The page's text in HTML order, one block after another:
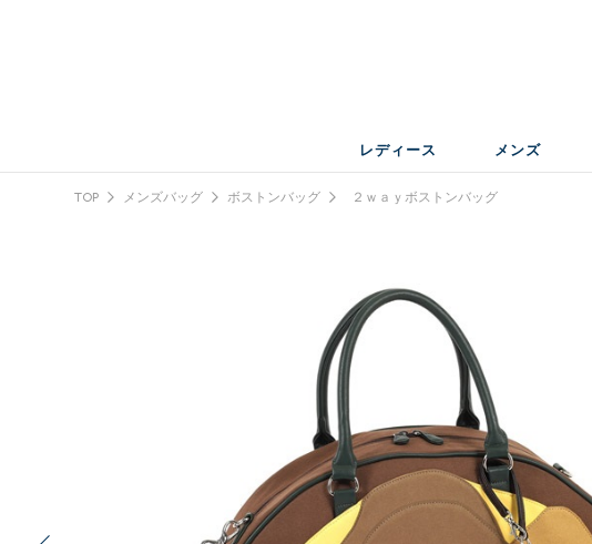
レディース メンズ
TOP メンズバッグ ボストンバッグ ２ｗａｙボストンバッグ